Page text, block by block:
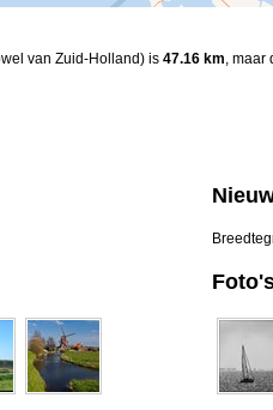
van Zuid-Holland) is 47.16 km, maar